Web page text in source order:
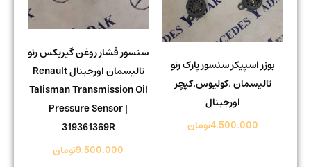
بوزر اسپیکر سنسور پارک رنو
تالیسمان .کولیوس.کپچر
اورجینال
4.500.000تومان
سنسور فشار روغن گیربکس رنو
تالیسمان اورجینال Renault
Talisman Transmission Oil
Pressure Sensor |
319361369R
9.500.000تومان